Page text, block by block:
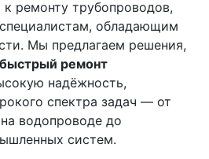
ремонту трубопроводов,
обладающим
Мы предлагаем решения,
быстрый ремонт
надёжность,
спектра задач — от
водопроводе до
систем.